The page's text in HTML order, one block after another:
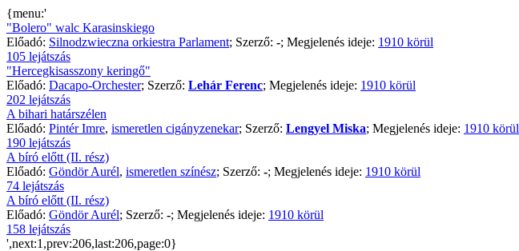
{menu:'
"Bolero" walc Karasinskiego
Előadó: Silnodzwieczna orkiestra Parlament; Szerző: -; Megjelenés ideje: 1910 körül
105 lejátszás
"Hercegkisasszony keringő"
Előadó: Dacapo-Orchester; Szerző: Lehár Ferenc; Megjelenés ideje: 1910 körül
202 lejátszás
A bihari határszélen
Előadó: Pintér Imre, ismeretlen cigányzenekar; Szerző: Lengyel Miska; Megjelenés ideje: 1910 körül
190 lejátszás
A bíró előtt (II. rész)
Előadó: Göndör Aurél, ismeretlen színész; Szerző: -; Megjelenés ideje: 1910 körül
74 lejátszás
A bíró előtt (II. rész)
Előadó: Göndör Aurél; Szerző: -; Megjelenés ideje: 1910 körül
158 lejátszás
',next:1,prev:206,last:206,page:0}